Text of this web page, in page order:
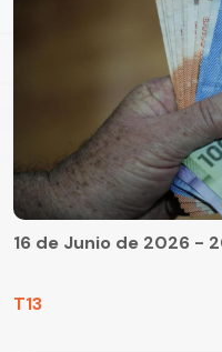
T13
16 de Junio de 2026 -